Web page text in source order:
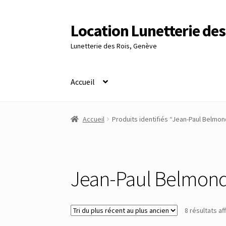
Aller
à
la
Aller
au
contenu
Location Lunetterie
Lunetterie des Rois, Genève
Accueil
Accueil Altimètre Artaria Genève Commande
Accueil Produits identifiés “Jean-Paul
Jean-Paul
8 résultats